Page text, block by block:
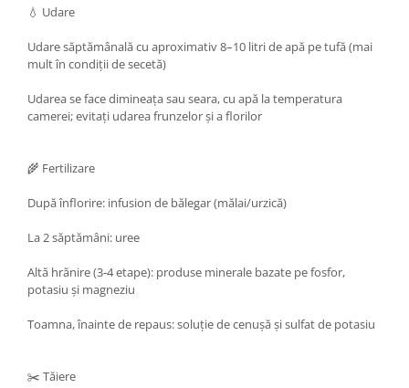
💧 Udare
Udare săptămânală cu aproximativ 8–10 litri de apă pe tufă (mai
mult în condiții de secetă)
Udarea se face dimineața sau seara, cu apă la temperatura
camerei; evitați udarea frunzelor și a florilor
🌾 Fertilizare
După înflorire: infusion de bălegar (mălai/urzică)
La 2 săptămâni: uree
Altă hrănire (3‑4 etape): produse minerale bazate pe fosfor,
potasiu și magneziu
Toamna, înainte de repaus: soluție de cenușă și sulfat de potasiu
✂️ Tăiere